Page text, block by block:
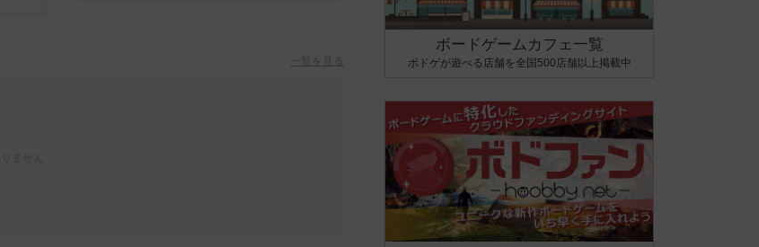
一覧を見る
ボードゲームカフェ一覧
ボドゲが遊べる店舗を全国500店舗以上掲載中